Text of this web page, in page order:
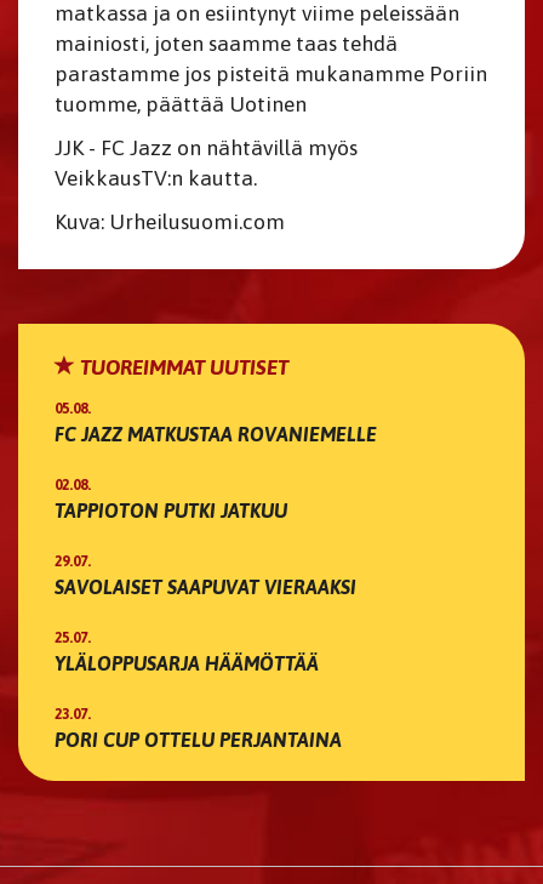
matkassa ja on esiintynyt viime peleissään
mainiosti, joten saamme taas tehdä
parastamme jos pisteitä mukanamme Poriin
tuomme, päättää Uotinen
JJK - FC Jazz on nähtävillä myös
VeikkausTV:n kautta.
Kuva: Urheilusuomi.com
TUOREIMMAT UUTISET
05.08.
FC JAZZ MATKUSTAA ROVANIEMELLE
02.08.
TAPPIOTON PUTKI JATKUU
29.07.
SAVOLAISET SAAPUVAT VIERAAKSI
25.07.
YLÄLOPPUSARJA HÄÄMÖTTÄÄ
23.07.
PORI CUP OTTELU PERJANTAINA